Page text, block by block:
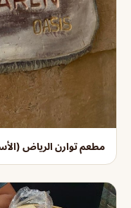
مطعم توارن الرياض